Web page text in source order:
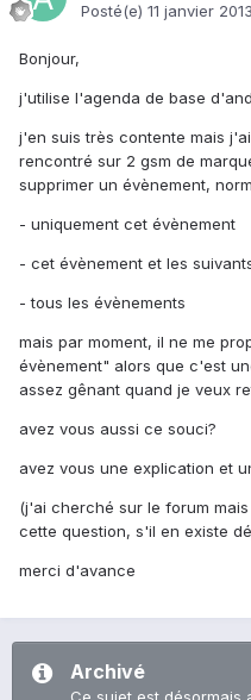
Posté(e) 11 janvier 2013
Bonjour,
j'utilise l'agenda de base
j'en suis très contente mais
rencontré sur 2 gsm de
supprimer un évènement,
- uniquement cet évènement
- cet évènement et les
- tous les évènements
mais par moment, il ne me
évènement" alors que c'est
assez gênant quand je veux
avez vous aussi ce souci?
avez vous une explication et
(j'ai cherché sur le forum
cette question, s'il en existe
merci d'avance
Archivé